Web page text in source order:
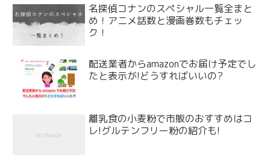
名探偵コナンのスペシャル一覧全まと
め！アニメ話数と漫画巻数もチェッ
ク！
配送業者からamazonでお届け予定でし
たと表示が!どうすればいいの?
離乳食の小麦粉で市販のおすすめはコ
レ!グルテンフリー粉の紹介も!